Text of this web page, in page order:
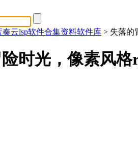
奏云lsp软件合集资料软件库 > 失落的
时光，像素风